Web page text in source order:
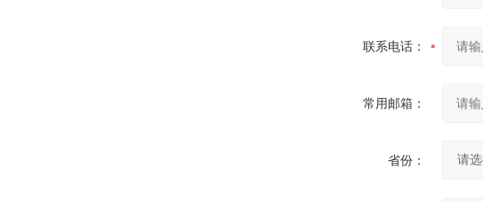
联系电话：
常用邮箱：
省份：